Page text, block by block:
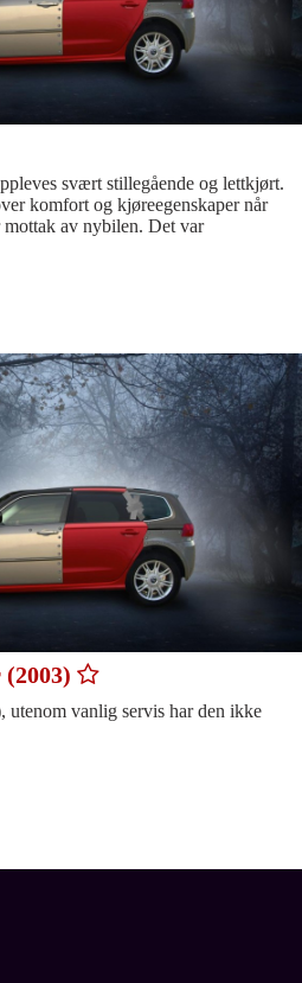
svært stillegående og lettkjørt.
komfort og kjøreegenskaper når
av nybilen. Det var
utenom vanlig servis har den ikke